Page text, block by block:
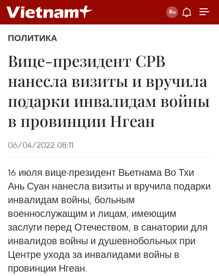
ПОЛИТИКА
Вице-президент СРВ
нанесла визиты и вручила
подарки инвалидам войны
в провинции Нгеан
06/04/2022 08:11
16 июля вице-президент Вьетнама Во Тхи
Ань Суан нанесла визиты и вручила подарки
инвалидам войны, больным
военнослужащим и лицам, имеющим
заслуги перед Отечеством, в санатории для
инвалидов войны и душевнобольных при
Центре ухода за инвалидами войны в
провинции Нгеан.